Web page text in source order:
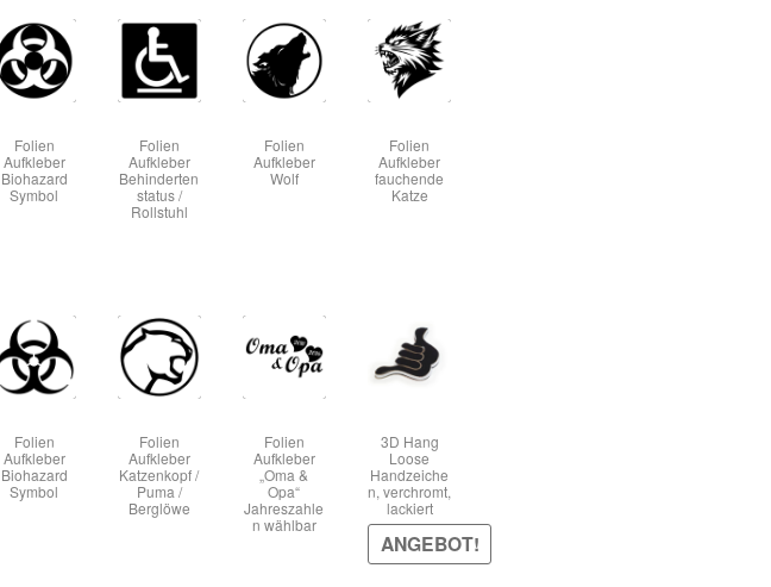
Folien
Aufkleber
Biohazard
Symbol
Folien
Aufkleber
Behinderten
status /
Rollstuhl
Folien
Aufkleber
Wolf
Folien
Aufkleber
fauchende
Katze
Folien
Aufkleber
Biohazard
Symbol
Folien
Aufkleber
Katzenkopf /
Puma /
Berglöwe
Folien
Aufkleber
„Oma &
Opa“
Jahreszahle
n wählbar
3D Hang
Loose
Handzeiche
n, verchromt,
lackiert
ANGEBOT!